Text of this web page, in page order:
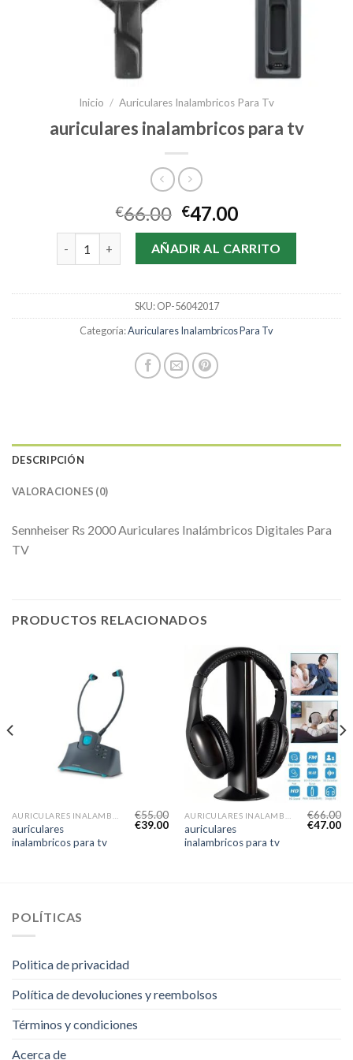
Inicio / Auriculares Inalambricos Para Tv
auriculares inalambricos para tv
€66.00 €47.00
auriculares inalambricos para tv cantidad
AÑADIR AL CARRITO
SKU:OP-56042017
Categoría:Auriculares Inalambricos Para Tv
DESCRIPCIÓN
VALORACIONES (0)
Sennheiser Rs 2000 Auriculares Inalámbricos Digitales Para
TV
PRODUCTOS RELACIONADOS
auriculares
inalambricos para tv
€55.00
€39.00
auriculares
inalambricos para tv
€66.00
€47.00
POLÍTICAS
Politica de privacidad
Política de devoluciones y reembolsos
Términos y condiciones
Acerca de